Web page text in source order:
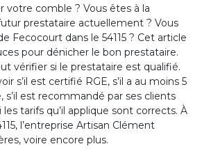
votre comble ? Vous êtes à la
prestataire actuellement ? Vous
Fecocourt dans le 54115 ? Cet article
pour dénicher le bon prestataire.
vérifier si le prestataire est qualifié.
s’il est certifié RGE, s’il a au moins 5
s’il est recommandé par ses clients
tarifs qu’il applique sont corrects. À
l’entreprise Artisan Clément
voire encore plus.